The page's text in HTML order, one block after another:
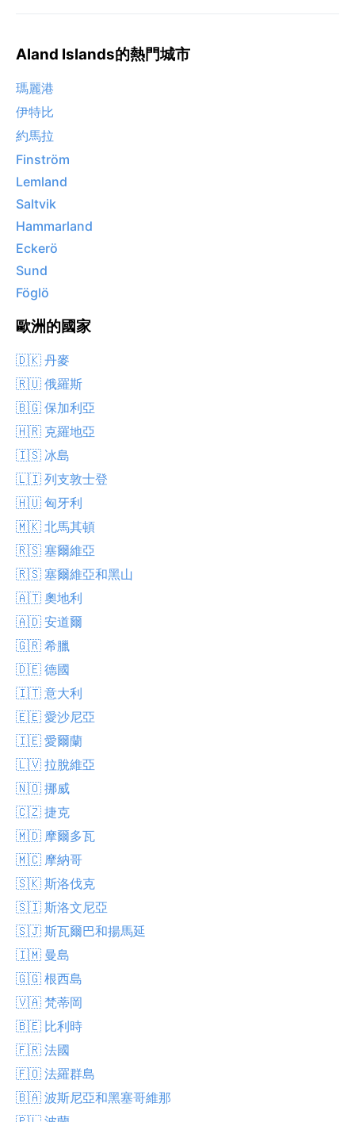
Aland Islands的熱門城市
瑪麗港
伊特比
約馬拉
Finström
Lemland
Saltvik
Hammarland
Eckerö
Sund
Föglö
歐洲的國家
🇩🇰 丹麥
🇷🇺 俄羅斯
🇧🇬 保加利亞
🇭🇷 克羅地亞
🇮🇸 冰島
🇱🇮 列支敦士登
🇭🇺 匈牙利
🇲🇰 北馬其頓
🇷🇸 塞爾維亞
🇷🇸 塞爾維亞和黑山
🇦🇹 奧地利
🇦🇩 安道爾
🇬🇷 希臘
🇩🇪 德國
🇮🇹 意大利
🇪🇪 愛沙尼亞
🇮🇪 愛爾蘭
🇱🇻 拉脫維亞
🇳🇴 挪威
🇨🇿 捷克
🇲🇩 摩爾多瓦
🇲🇨 摩納哥
🇸🇰 斯洛伐克
🇸🇮 斯洛文尼亞
🇸🇯 斯瓦爾巴和揚馬延
🇮🇲 曼島
🇬🇬 根西島
🇻🇦 梵蒂岡
🇧🇪 比利時
🇫🇷 法國
🇫🇴 法羅群島
🇧🇦 波斯尼亞和黑塞哥維那